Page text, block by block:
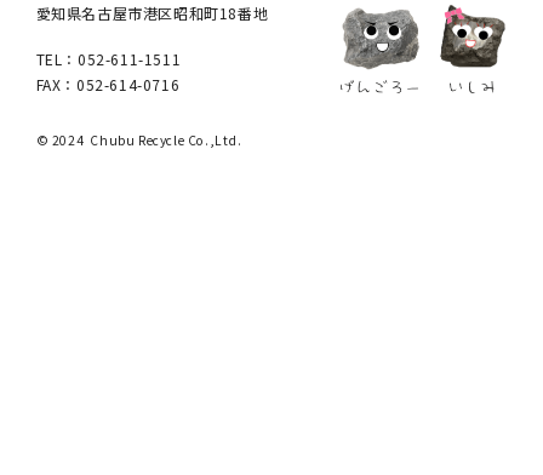
愛知県名古屋市港区昭和町18番地
TEL：052-611-1511
FAX：052-614-0716
© 2024 Chubu Recycle Co.,Ltd.